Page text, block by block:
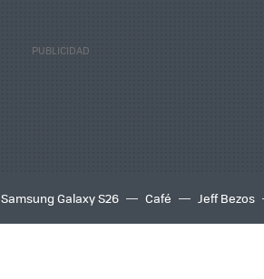
Samsung Galaxy S26 Café Jeff Bezos